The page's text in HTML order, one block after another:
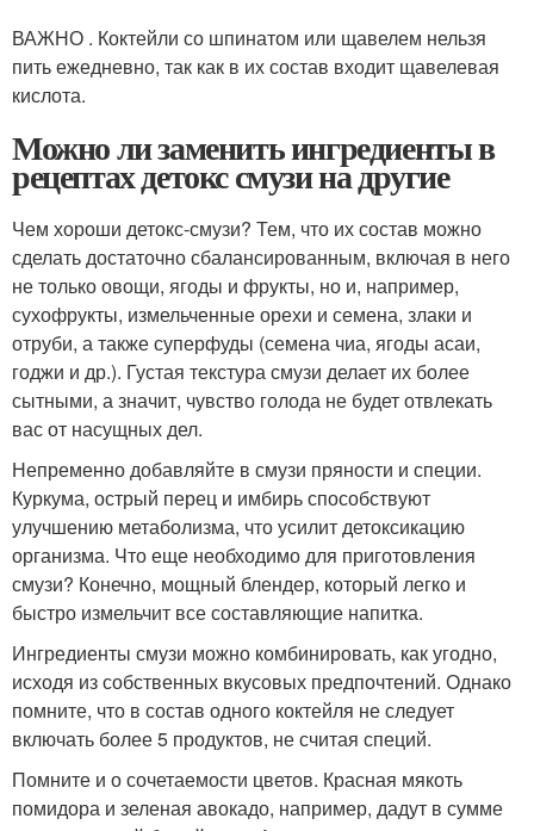
ВАЖНО . Коктейли со шпинатом или щавелем нельзя
пить ежедневно, так как в их состав входит щавелевая
кислота.
Можно ли заменить ингредиенты в
рецептах детокс смузи на другие
Чем хороши детокс-смузи? Тем, что их состав можно
сделать достаточно сбалансированным, включая в него
не только овощи, ягоды и фрукты, но и, например,
сухофрукты, измельченные орехи и семена, злаки и
отруби, а также суперфуды (семена чиа, ягоды асаи,
годжи и др.). Густая текстура смузи делает их более
сытными, а значит, чувство голода не будет отвлекать
вас от насущных дел.
Непременно добавляйте в смузи пряности и специи.
Куркума, острый перец и имбирь способствуют
улучшению метаболизма, что усилит детоксикацию
организма. Что еще необходимо для приготовления
смузи? Конечно, мощный блендер, который легко и
быстро измельчит все составляющие напитка.
Ингредиенты смузи можно комбинировать, как угодно,
исходя из собственных вкусовых предпочтений. Однако
помните, что в состав одного коктейля не следует
включать более 5 продуктов, не считая специй.
Помните и о сочетаемости цветов. Красная мякоть
помидора и зеленая авокадо, например, дадут в сумме